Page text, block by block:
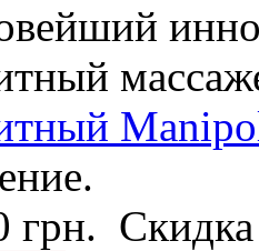
грн.